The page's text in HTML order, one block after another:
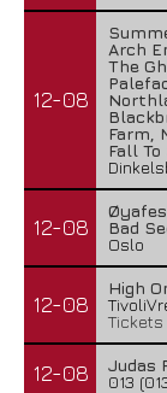
12-08
Arch
The
Farm,
Fall
12-08
Bad
Oslo
12-08
High
Tickets
12-08
Judas
013